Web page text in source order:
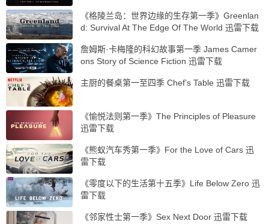
《格陵兰岛：世界边缘的生存第一季》Greenlan
d: Survival At The Edge Of The World 迅雷下载
詹姆斯·卡梅隆的科幻故事第一季 James Camer
ons Story of Science Fiction 迅雷下载
主厨的餐桌第一至四季 Chef’s Table 迅雷下载
《愉悦法则第一季》The Principles of Pleasure
迅雷下载
《熊蚁汽车秀第一季》For the Love of Cars 迅
雷下载
《零度以下的生活第十五季》Life Below Zero 迅
雷下载
《邻家性士第一季》Sex Next Door 迅雷下载